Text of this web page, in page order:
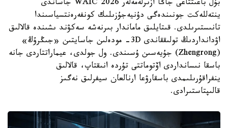
بۇل باعىتتاعى جاڭا ازىرلەمەلەر WAIC 2026 جاساندى
ينتەللەكت جونىندەگى دۇنيەجۇزىلىك كونفەرەنتسياسىندا
تانىستىرىلدى. قىتايلىق ماماندار بىرنەشە سەكۋند ىشىندە قالالىق
اۋدانداردىڭ تولىققاندى 3D- مودەلىن جاسايتىن «جىڭرۇڭ»
(Zhengrong) جۇيەسىن ۇسىندى. ول جولدى، عيماراتتاردى جانە
باسقا نىسانداردى اۆتوماتتى تۇردە انىقتاپ، قالالىق
ينفراقۇرىلىمدى باسقارۋعا ارنالعان سيفرلىق نەگىز
قالىپتاستىرادى.